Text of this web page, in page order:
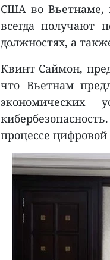
США во Вьетнаме,
всегда получают
должностях, а
Квинт Саймон,
что Вьетнам
процессе